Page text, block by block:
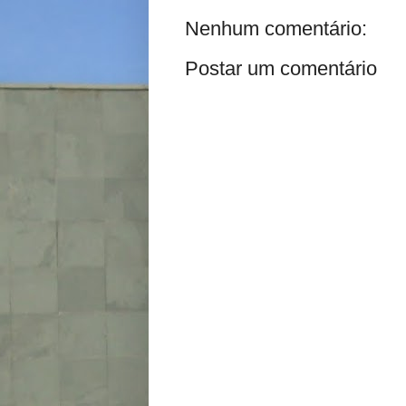
Nenhum comentário:
Postar um comentário